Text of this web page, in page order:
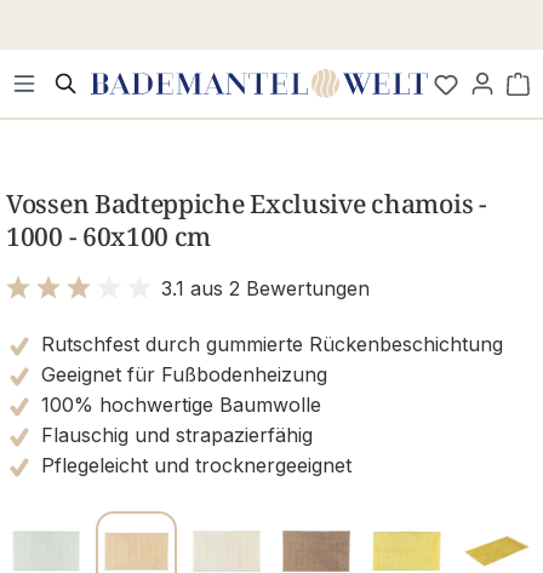
Vossen Badteppiche Exclusive chamois -
1000 - 60x100 cm
3.1 aus 2 Bewertungen
Rutschfest durch gummierte Rückenbeschichtung
Geeignet für Fußbodenheizung
100% hochwertige Baumwolle
Flauschig und strapazierfähig
Pflegeleicht und trocknergeeignet